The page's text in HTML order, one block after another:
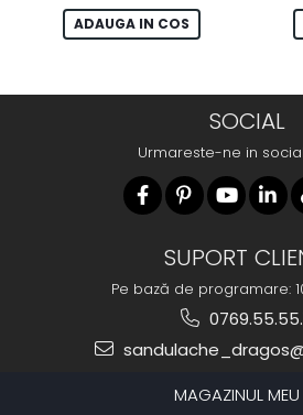
ADAUGA IN COS
SOCIAL
Urmareste-ne in
SUPORT
Pe bază de programare:
MAGAZINUL MEU